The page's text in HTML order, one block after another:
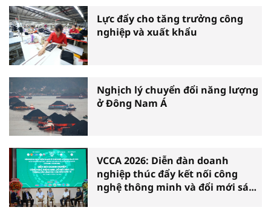
Lực đẩy cho tăng trưởng công
nghiệp và xuất khẩu
Nghịch lý chuyển đổi năng lượng
ở Đông Nam Á
VCCA 2026: Diễn đàn doanh
nghiệp thúc đẩy kết nối công
nghệ thông minh và đổi mới sáng